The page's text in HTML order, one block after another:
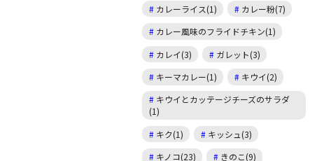
カレーライス(1)
カレー粉(7)
カレー風味のフライドチキン(1)
カレイ(3)
ガレット(3)
キーマカレー(1)
キウイ(2)
キウイとカッテージチーズのサラダ
(1)
キク(1)
キッシュ(3)
キノコ(23)
きのこ(9)